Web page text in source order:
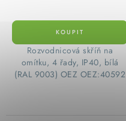
​ Rozvodnicová skříň na
omítku, 4 řady, IP40, bílá
(RAL 9003) OEZ OEZ:40592